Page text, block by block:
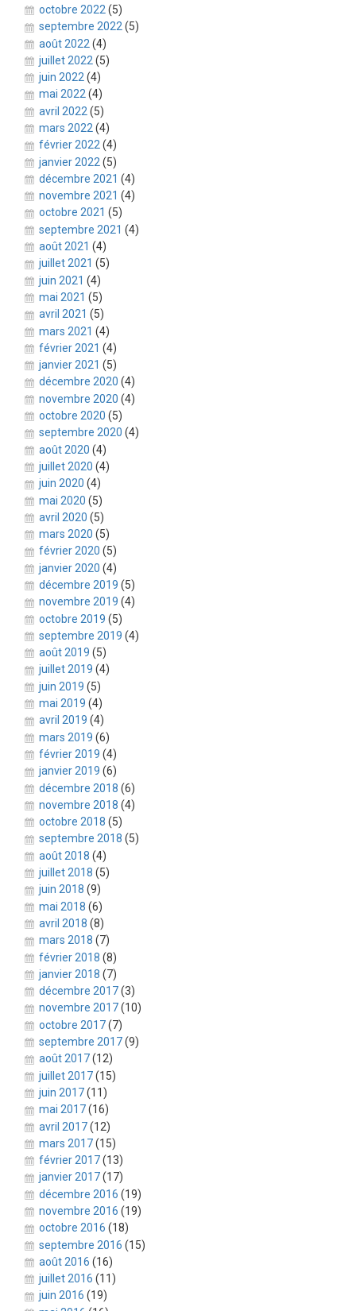
octobre 2022 (5)
septembre 2022(5)
août 2022 (4)
juillet 2022 (5)
juin 2022 (4)
mai 2022(4)
avril 2022 (5)
mars 2022 (4)
février 2022(4)
janvier 2022 (5)
décembre 2021 (4)
novembre 2021 (4)
octobre 2021 (5)
septembre 2021 (4)
août 2021 (4)
juillet 2021 (5)
juin 2021 (4)
mai 2021 (5)
avril 2021 (5)
mars 2021 (4)
février 2021 (4)
janvier 2021 (5)
décembre 2020 (4)
novembre 2020 (4)
octobre 2020 (5)
septembre 2020 (4)
août 2020 (4)
juillet 2020 (4)
juin 2020 (4)
mai 2020 (5)
avril 2020 (5)
mars 2020 (5)
février 2020 (5)
janvier 2020 (4)
décembre 2019 (5)
novembre 2019 (4)
octobre 2019 (5)
septembre 2019 (4)
août 2019 (5)
juillet 2019 (4)
juin 2019 (5)
mai 2019 (4)
avril 2019 (4)
mars 2019 (6)
février 2019 (4)
janvier 2019 (6)
décembre 2018 (6)
novembre 2018 (4)
octobre 2018 (5)
septembre 2018 (5)
août 2018 (4)
juillet 2018 (5)
juin 2018 (9)
mai 2018 (6)
avril 2018 (8)
mars 2018 (7)
février 2018 (8)
janvier 2018 (7)
décembre 2017(3)
novembre 2017(10)
octobre 2017(7)
septembre 2017(9)
août 2017(12)
juillet 2017(15)
juin 2017(11)
mai 2017(16)
avril 2017(12)
mars 2017(15)
février 2017(13)
janvier 2017(17)
décembre 2016 (19)
novembre 2016 (19)
octobre 2016 (18)
septembre 2016 (15)
août 2016 (16)
juillet 2016 (11)
juin 2016 (19)